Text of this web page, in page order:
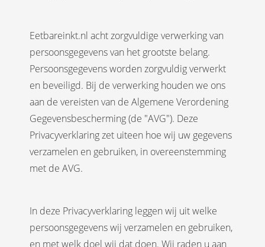
Eetbareinkt.nl acht zorgvuldige verwerking van
persoonsgegevens van het grootste belang.
Persoonsgegevens worden zorgvuldig verwerkt
en beveiligd. Bij de verwerking houden we ons
aan de vereisten van de Algemene Verordening
Gegevensbescherming (de "AVG"). Deze
Privacyverklaring zet uiteen hoe wij uw gegevens
verzamelen en gebruiken, in overeenstemming
met de AVG.
In deze Privacyverklaring leggen wij uit welke
persoonsgegevens wij verzamelen en gebruiken,
en met welk doel wij dat doen. Wij raden u aan